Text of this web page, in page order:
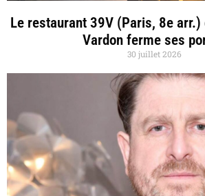
Le restaurant 39V (Paris, 8e
Vardon ferme ses
30 juillet 2026